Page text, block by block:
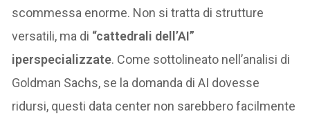
scommessa enorme. Non si tratta di strutture
versatili, ma di “cattedrali dell’AI”
iperspecializzate. Come sottolineato nell’analisi di
Goldman Sachs, se la domanda di AI dovesse
ridursi, questi data center non sarebbero facilmente